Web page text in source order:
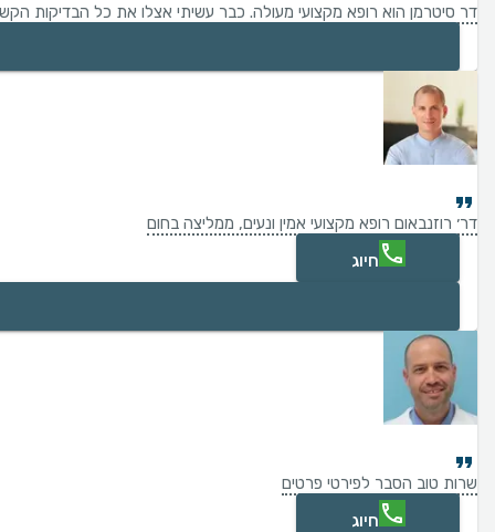
דר סיטרמן הוא רופא מקצועי מעולה. כבר עשיתי אצלו את כל הבדיקות
דר׳ רוזנבאום רופא מקצועי אמין ונעים, ממליצה בחום
חיוג
שרות טוב הסבר לפירטי פרטים
חיוג